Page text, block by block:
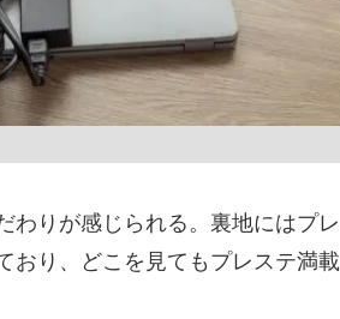
わりが感じられる。裏地にはプレ
おり、どこを見てもプレステ満載